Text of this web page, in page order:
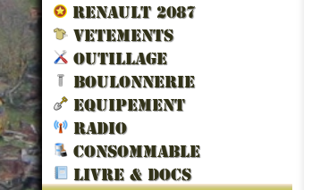
RENAULT 2087
VETEMENTS
OUTILLAGE
BOULONNERIE
EQUIPEMENT
RADIO
CONSOMMABLE
LIVRE & DOCS
LES
LIBERATION